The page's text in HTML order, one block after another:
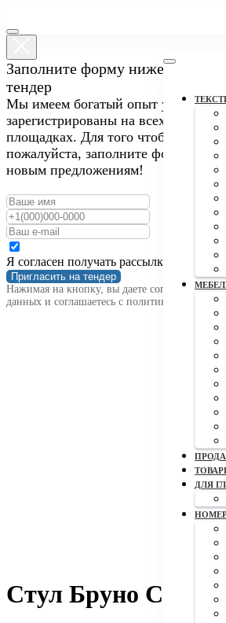
ДЛЯ
Заполните форму ниже, чтобы
тендер
Мы имеем богатый опыт участия в
зарегистрированы на всех
площадках. Для того чтобы
пожалуйста, заполните форму
новым предложениям!
Я согласен получать рассылку
Пригласить на тендер
Нажимая на кнопку, вы даете согласие на
данных и соглашаетесь c политикой
Стул Бруно СП